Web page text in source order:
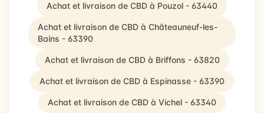
Achat et livraison de CBD à Pouzol - 63440
Achat et livraison de CBD à Châteauneuf-les-
Bains - 63390
Achat et livraison de CBD à Briffons - 63820
Achat et livraison de CBD à Espinasse - 63390
Achat et livraison de CBD à Vichel - 63340